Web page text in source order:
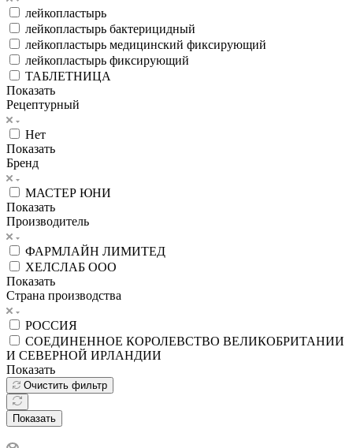
лейкопластырь
лейкопластырь бактерицидный
лейкопластырь медицинский фиксирующий
лейкопластырь фиксирующий
ТАБЛЕТНИЦА
Показать
Рецептурный
Нет
Показать
Бренд
МАСТЕР ЮНИ
Показать
Производитель
ФАРМЛАЙН ЛИМИТЕД
ХЕЛСЛАБ ООО
Показать
Страна производства
РОССИЯ
СОЕДИНЕННОЕ КОРОЛЕВСТВО ВЕЛИКОБРИТАНИИ
И СЕВЕРНОЙ ИРЛАНДИИ
Показать
Очистить фильтр
Показать